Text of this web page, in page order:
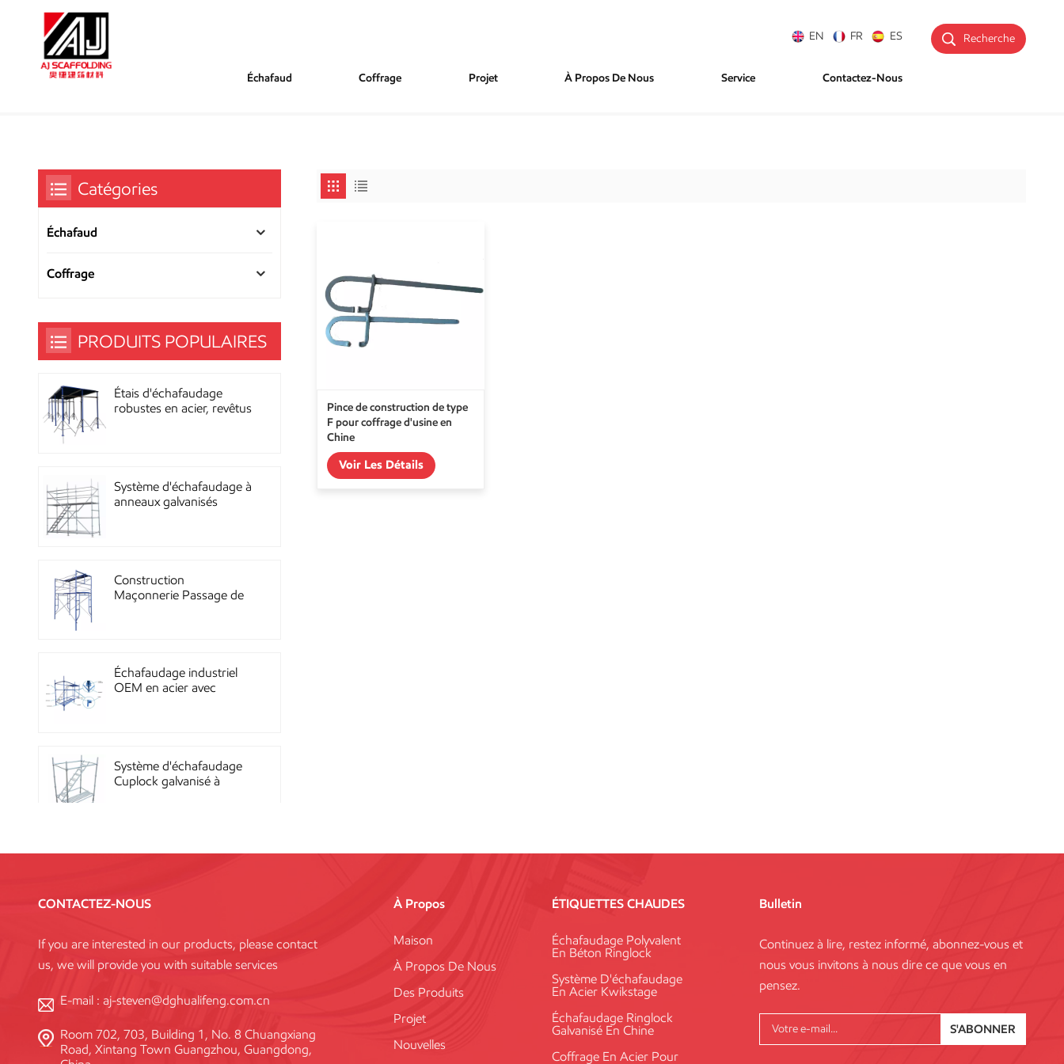
Recherche
EN FR ES
Échafaud Coffrage Projet À Propos De Nous Service Contactez-Nous
Pince de construction de type
F pour coffrage d'usine en
Chine
Voir Les Détails
Catégories
Échafaud
Coffrage
PRODUITS POPULAIRES
Étais d'échafaudage
robustes en acier, revêtus
Système d'échafaudage à
anneaux galvanisés
Construction
Maçonnerie Passage de
Échafaudage industriel
OEM en acier avec
Système d'échafaudage
Cuplock galvanisé à
Chine
Échafaudage à
verrouillage annulaire
haute résistance, norme
Système de coffrage en
acier réutilisable à haute
CONTACTEZ-NOUS
If you are interested in our products, please contact
us, we will provide you with suitable services
E-mail : aj-steven@dghualifeng.com.cn
Room 702, 703, Building 1, No. 8 Chuangxiang
Road, Xintang Town Guangzhou, Guangdong,
À Propos
Maison
À Propos De Nous
Des Produits
Projet
Nouvelles
ÉTIQUETTES CHAUDES
Échafaudage Polyvalent
En Béton Ringlock
Système D'échafaudage
En Acier Kwikstage
Échafaudage Ringlock
Galvanisé En Chine
Coffrage En Acier Pour
Bulletin
Continuez à lire, restez informé, abonnez-vous et
nous vous invitons à nous dire ce que vous en
pensez.
S'ABONNER